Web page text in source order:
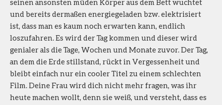
seinen ansonsten müden Körper aus dem Bett wuchtet
und bereits dermaßen energiegeladen bzw. elektrisiert
ist, dass man es kaum noch erwarten kann, endlich
loszufahren. Es wird der Tag kommen und dieser wird
genialer als die Tage, Wochen und Monate zuvor. Der Tag,
an dem die Erde stillstand, rückt in Vergessenheit und
bleibt einfach nur ein cooler Titel zu einem schlechten
Film. Deine Frau wird dich nicht mehr fragen, was ihr
heute machen wollt, denn sie weiß, und versteht, dass es